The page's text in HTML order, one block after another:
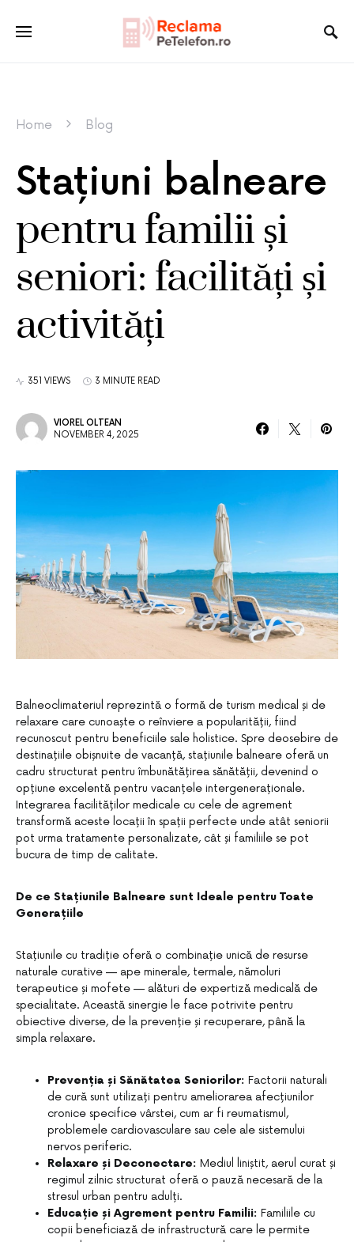
Home Blog
Stațiuni balneare
pentru familii și
seniori: facilități și
activități
351 VIEWS 3 MINUTE READ
VIOREL OLTEAN
NOVEMBER 4, 2025
Balneoclimateriul reprezintă o formă de turism medical și de
relaxare care cunoaște o reînviere a popularității, fiind
recunoscut pentru beneficiile sale holistice. Spre deosebire de
destinațiile obișnuite de vacanță, stațiunile balneare oferă un
cadru structurat pentru îmbunătățirea sănătății, devenind o
opțiune excelentă pentru vacanțele intergeneraționale.
Integrarea facilităților medicale cu cele de agrement
transformă aceste locații în spații perfecte unde atât seniorii
pot urma tratamente personalizate, cât și familiile se pot
bucura de timp de calitate.
De ce Stațiunile Balneare sunt Ideale pentru Toate
Generațiile
Stațiunile cu tradiție oferă o combinație unică de resurse
naturale curative — ape minerale, termale, nămoluri
terapeutice și mofete — alături de expertiză medicală de
specialitate. Această sinergie le face potrivite pentru
obiective diverse, de la prevenție și recuperare, până la
simpla relaxare.
Prevenția și Sănătatea Seniorilor: Factorii naturali
de cură sunt utilizați pentru ameliorarea afecțiunilor
cronice specifice vârstei, cum ar fi reumatismul,
problemele cardiovasculare sau cele ale sistemului
nervos periferic.
Relaxare și Deconectare: Mediul liniștit, aerul curat și
regimul zilnic structurat oferă o pauză necesară de la
stresul urban pentru adulți.
Educație și Agrement pentru Familii: Familiile cu
copii beneficiază de infrastructură care le permite